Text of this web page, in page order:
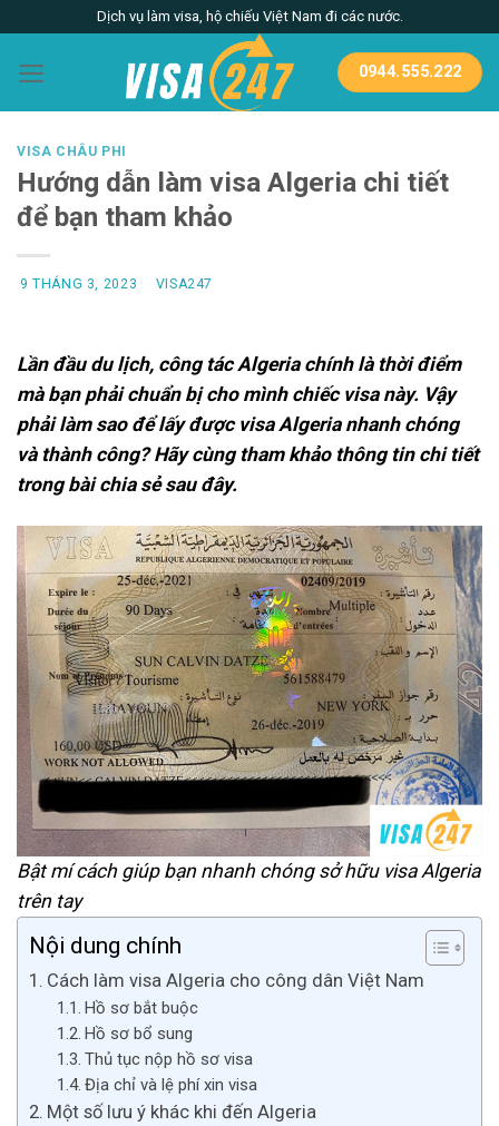
content
Dịch vụ làm visa, hộ chiếu Việt Nam đi các nước.
0944.555.222
VISA CHÂU PHI
Hướng dẫn làm visa Algeria chi tiết
để bạn tham khảo
9 THÁNG 3, 2023 VISA247
Lần đầu du lịch, công tác Algeria chính là thời điểm
mà bạn phải chuẩn bị cho mình chiếc visa này. Vậy
phải làm sao để lấy được visa Algeria nhanh chóng
và thành công? Hãy cùng tham khảo thông tin chi tiết
trong bài chia sẻ sau đây.
Bật mí cách giúp bạn nhanh chóng sở hữu visa Algeria
trên tay
Nội dung chính
Cách làm visa Algeria cho công dân Việt Nam
Hồ sơ bắt buộc
Hồ sơ bổ sung
Thủ tục nộp hồ sơ visa
Địa chỉ và lệ phí xin visa
Một số lưu ý khác khi đến Algeria